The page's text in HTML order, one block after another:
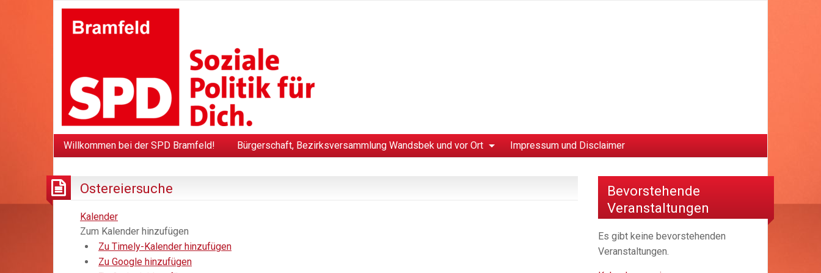
Willkommen bei der SPD Bramfeld! Bürgerschaft, Bezirksversammlung Wandsbek und vor Ort Impressum und Disclaimer
Ostereiersuche
Kalender
Zum Kalender hinzufügen
Zu Timely-Kalender hinzufügen
Zu Google hinzufügen
Bevorstehende
Veranstaltungen
Es gibt keine bevorstehenden
Veranstaltungen.